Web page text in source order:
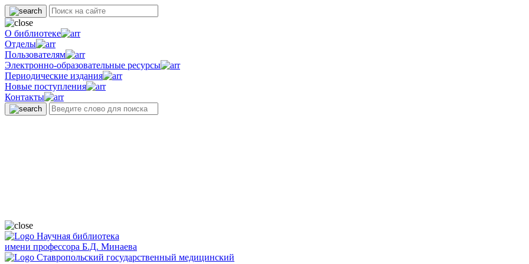
О библиотеке
Отделы
Пользователям
Электронно-образовательные ресурсы
Периодические издания
Новые поступления
Контакты
Научная библиотека
имени профессора Б.Д. Минаева
Ставропольский государственный медицинский